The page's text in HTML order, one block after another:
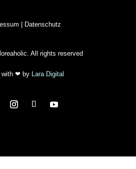
Datenschutz
All rights reserved
with❤ by Lara Digital